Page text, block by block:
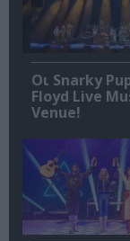
Οι Snarky
Floyd Live
Venue!